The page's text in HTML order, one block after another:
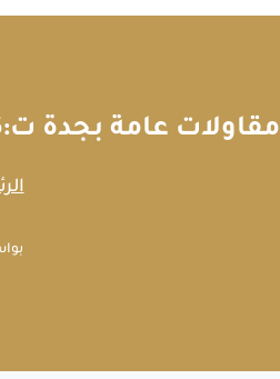
مقاولات عامة بجدة ت:0550025546 تشطيب وترميم منازل في جدة